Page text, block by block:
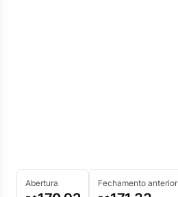
Abertura Fechamento anterior